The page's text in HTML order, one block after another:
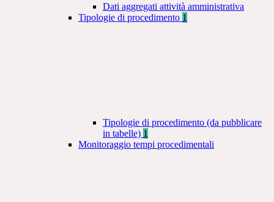
Dati aggregati attività amministrativa
Tipologie di procedimento 1
Tipologie di procedimento (da pubblicare
in tabelle) 1
Monitoraggio tempi procedimentali